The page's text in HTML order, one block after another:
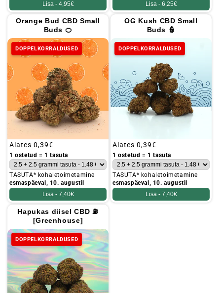
Lisa - 4,95€
Lisa - 6,25€
Orange Bud CBD Small
Buds 🍊
DOPPELKORRALDUSED
Tavaline
hind
Alates 0,39€
1 ostetud = 1 tasuta
TASUTA* kohaletoimetamine
esmaspäeval, 10. augustil
Lisa - 7,40€
OG Kush CBD Small
Buds 👮
DOPPELKORRALDUSED
Tavaline
hind
Alates 0,39€
1 ostetud = 1 tasuta
TASUTA* kohaletoimetamine
esmaspäeval, 10. augustil
Lisa - 7,40€
Hapukas diisel CBD ⛽
[Greenhouse]
DOPPELKORRALDUSED